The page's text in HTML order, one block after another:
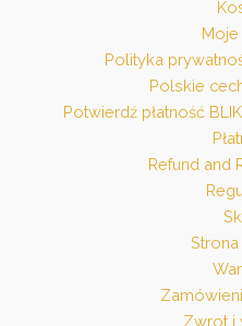
Polityka
Polskie
Potwierdź płatność
Refund and
Strona
Zwrot i